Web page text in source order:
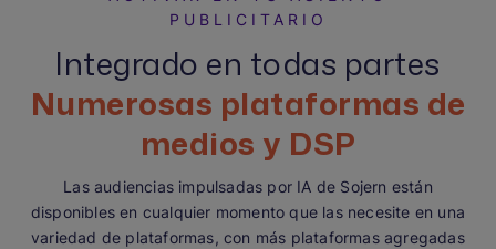
PUBLICITARIO
Integrado en todas partes
Numerosas plataformas de
medios y DSP
Las audiencias impulsadas por IA de Sojern están
disponibles en cualquier momento que las necesite en una
variedad de plataformas, con más plataformas agregadas